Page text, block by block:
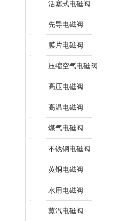
活塞式电磁阀
先导电磁阀
膜片电磁阀
压缩空气电磁阀
高压电磁阀
高温电磁阀
煤气电磁阀
不锈钢电磁阀
黄铜电磁阀
水用电磁阀
蒸汽电磁阀